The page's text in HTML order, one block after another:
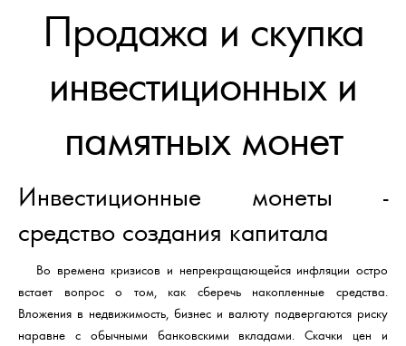
Продажа и скупка
инвестиционных и
памятных монет
Инвестиционные монеты -
средство создания капитала
Во времена кризисов и непрекращающейся инфляции остро
встает вопрос о том, как сберечь накопленные средства.
Вложения в недвижимость, бизнес и валюту подвергаются риску
наравне с обычными банковскими вкладами. Скачки цен и